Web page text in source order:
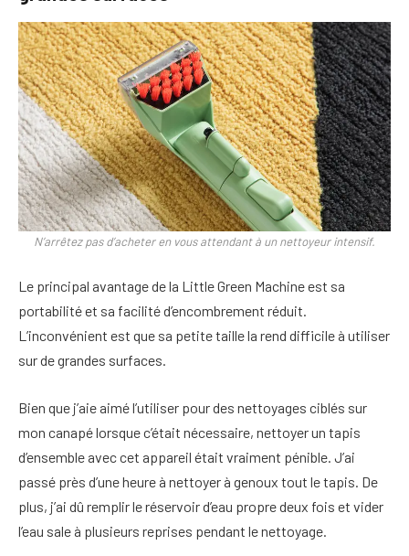
N’arrêtez pas d’acheter en vous attendant à un nettoyeur intensif.
Le principal avantage de la Little Green Machine est sa
portabilité et sa facilité d’encombrement réduit.
L’inconvénient est que sa petite taille la rend difficile à utiliser
sur de grandes surfaces.
Bien que j’aie aimé l’utiliser pour des nettoyages ciblés sur
mon canapé lorsque c’était nécessaire, nettoyer un tapis
d’ensemble avec cet appareil était vraiment pénible. J’ai
passé près d’une heure à nettoyer à genoux tout le tapis. De
plus, j’ai dû remplir le réservoir d’eau propre deux fois et vider
l’eau sale à plusieurs reprises pendant le nettoyage.